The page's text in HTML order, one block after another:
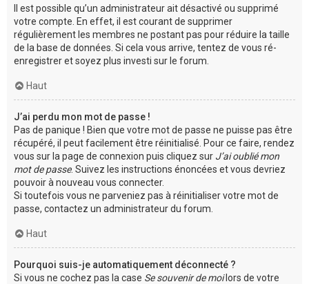
Il est possible qu’un administrateur ait désactivé ou supprimé
votre compte. En effet, il est courant de supprimer
régulièrement les membres ne postant pas pour réduire la taille
de la base de données. Si cela vous arrive, tentez de vous ré-
enregistrer et soyez plus investi sur le forum.
Haut
J’ai perdu mon mot de passe !
Pas de panique ! Bien que votre mot de passe ne puisse pas être
récupéré, il peut facilement être réinitialisé. Pour ce faire, rendez
vous sur la page de connexion puis cliquez sur J’ai oublié mon
mot de passe. Suivez les instructions énoncées et vous devriez
pouvoir à nouveau vous connecter.
Si toutefois vous ne parveniez pas à réinitialiser votre mot de
passe, contactez un administrateur du forum.
Haut
Pourquoi suis-je automatiquement déconnecté ?
Si vous ne cochez pas la case Se souvenir de moilors de votre